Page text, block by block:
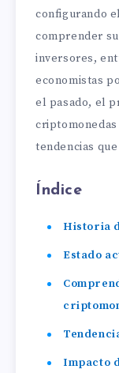
configurando
comprender
inversores,
economistas
el pasado, el
tendencias
Índice
Historia
Estado
Impacto